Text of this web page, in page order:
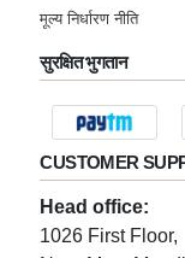
मूल्य निर्धारण नीति
सुरक्षित भुगतान
CUSTOMER
Head office:
1026 First Floor,